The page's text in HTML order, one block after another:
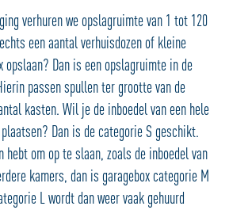
verhuren we opslagruimte van 1 tot 120
een aantal verhuisdozen of kleine
opslaan? Dan is een opslagruimte in de
passen spullen ter grootte van de
kasten. Wil je de inboedel van een hele
Dan is de categorie S geschikt.
hebt om op te slaan, zoals de inboedel van
kamers, dan is garagebox categorie M
L wordt dan weer vaak gehuurd